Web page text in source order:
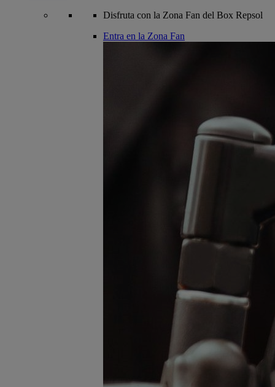
Disfruta con la Zona Fan del Box Repsol
Entra en la Zona Fan